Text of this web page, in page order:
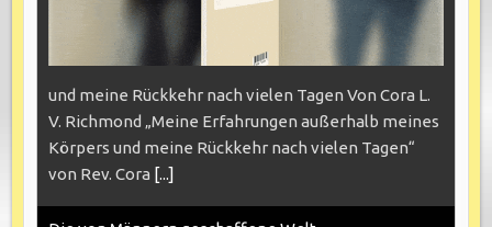
und meine Rückkehr nach vielen Tagen Von Cora L.
V. Richmond „Meine Erfahrungen außerhalb meines
Körpers und meine Rückkehr nach vielen Tagen“
von Rev. Cora [...]